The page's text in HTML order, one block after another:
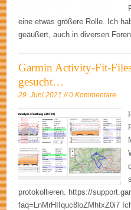
eine etwas größere Rolle. Ich
geäußert, auch in diversen
Garmin Activity-Fit-
gesucht…
29. Juni 2021 // 0 Kommentare
protokollieren. https://
faq=LnMrHIIquc8loZMhtxZ0i7